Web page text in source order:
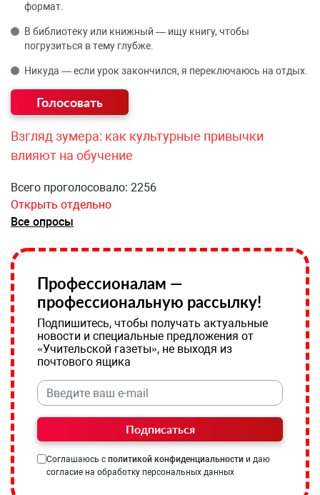
формат.
В библиотеку или книжный — ищу книгу, чтобы
погрузиться в тему глубже.
Никуда — если урок закончился, я переключаюсь на отдых.
Взгляд зумера: как культурные привычки
влияют на обучение
Всего проголосовало: 2256
Открыть отдельно
Все опросы
Профессионалам —
профессиональную рассылку!
Подпишитесь, чтобы получать актуальные
новости и специальные предложения от
«Учительской газеты», не выходя из
почтового ящика
Подписаться
Соглашаюсь с политикой конфиденциальности и даю
согласие на обработку персональных данных